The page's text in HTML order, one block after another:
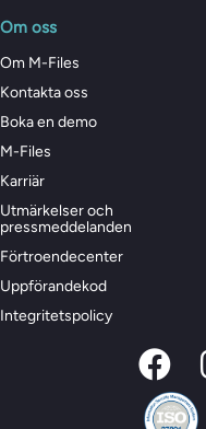
Om oss
Om M-Files
Kontakta oss
Boka en demo
M-Files
Karriär
Utmärkelser och
pressmeddelanden
Förtroendecenter
Uppförandekod
Integritetspolicy